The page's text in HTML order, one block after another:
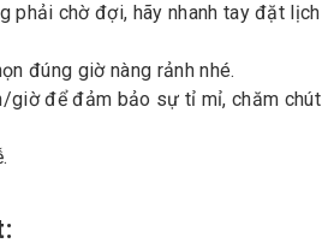
phải chờ đợi, hãy nhanh tay đặt lịch
đúng giờ nàng rảnh nhé.
giờ để đảm bảo sự tỉ mỉ, chăm chút